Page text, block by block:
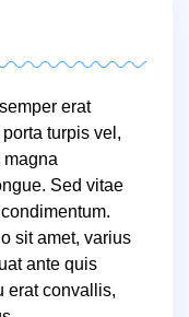
erat
turpis vel,
Sed vitae
sit amet, varius
ante quis
erat convallis,